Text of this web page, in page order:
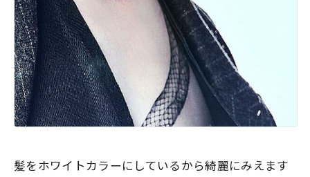
髪をホワイトカラーにしているから綺麗にみえます